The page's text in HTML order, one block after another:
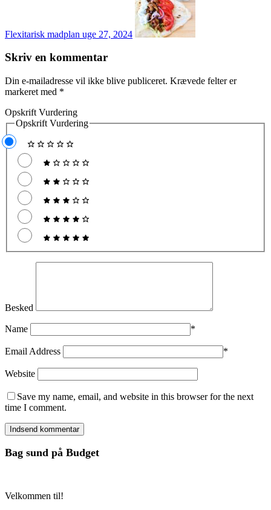
Flexitarisk madplan uge 27, 2024
Skriv en kommentar
Din e-mailadresse vil ikke blive publiceret. Krævede felter er
markeret med *
Opskrift Vurdering
Opskrift Vurdering
Besked
Name *
Email Address *
Website
Save my name, email, and website in this browser for the next
time I comment.
Bag sund på Budget
Velkommen til!